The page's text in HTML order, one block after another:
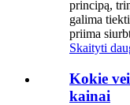
principą,
galima
priima
Skaityti
Kokie
kainai